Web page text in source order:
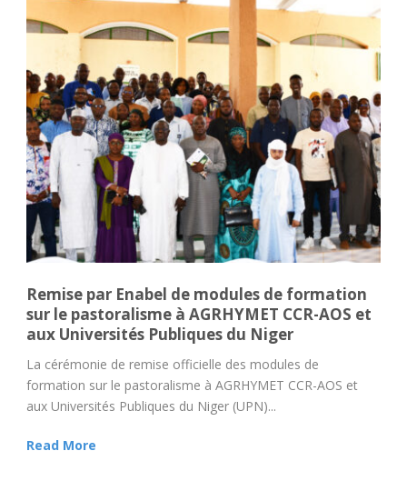
Remise par Enabel de modules de formation
sur le pastoralisme à AGRHYMET CCR-AOS et
aux Universités Publiques du Niger
La cérémonie de remise officielle des modules de
formation sur le pastoralisme à AGRHYMET CCR-AOS et
aux Universités Publiques du Niger (UPN)...
Read More